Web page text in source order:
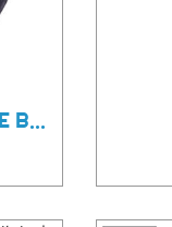
FOULARD PUBLICITAIRE BAROO